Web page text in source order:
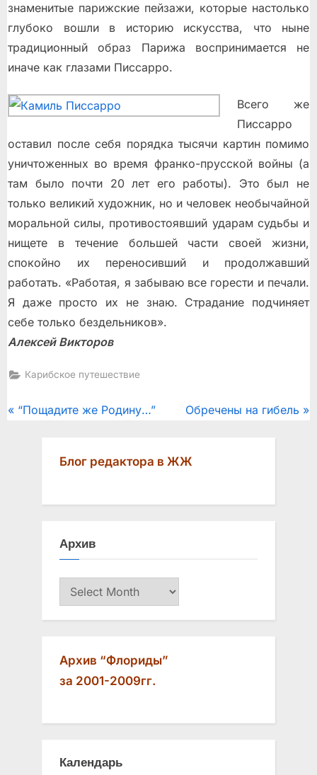
знаменитые парижские пейзажи, которые настолько
глубоко вошли в историю искусства, что ныне
традиционный образ Парижа воспринимается не
иначе как глазами Писсарро.
Всего же
Писсарро
оставил после себя порядка тысячи картин помимо
уничтоженных во время франко-прусской войны (а
там было почти 20 лет его работы). Это был не
только великий художник, но и человек необычайной
моральной силы, противостоявший ударам судьбы и
нищете в течение большей части своей жизни,
спокойно их переносивший и продолжавший
работать. «Работая, я забываю все горести и печали.
Я даже просто их не знаю. Страдание подчиняет
себе только бездельников».
Алексей Викторов
Карибское путешествие
Post
P
“Пощадите же Родину…”
N
t
o
Обречены на гибель
Блог редактора в ЖЖ
Архив
Архив
Архив “Флориды”
за 2001-2009гг.
Календарь